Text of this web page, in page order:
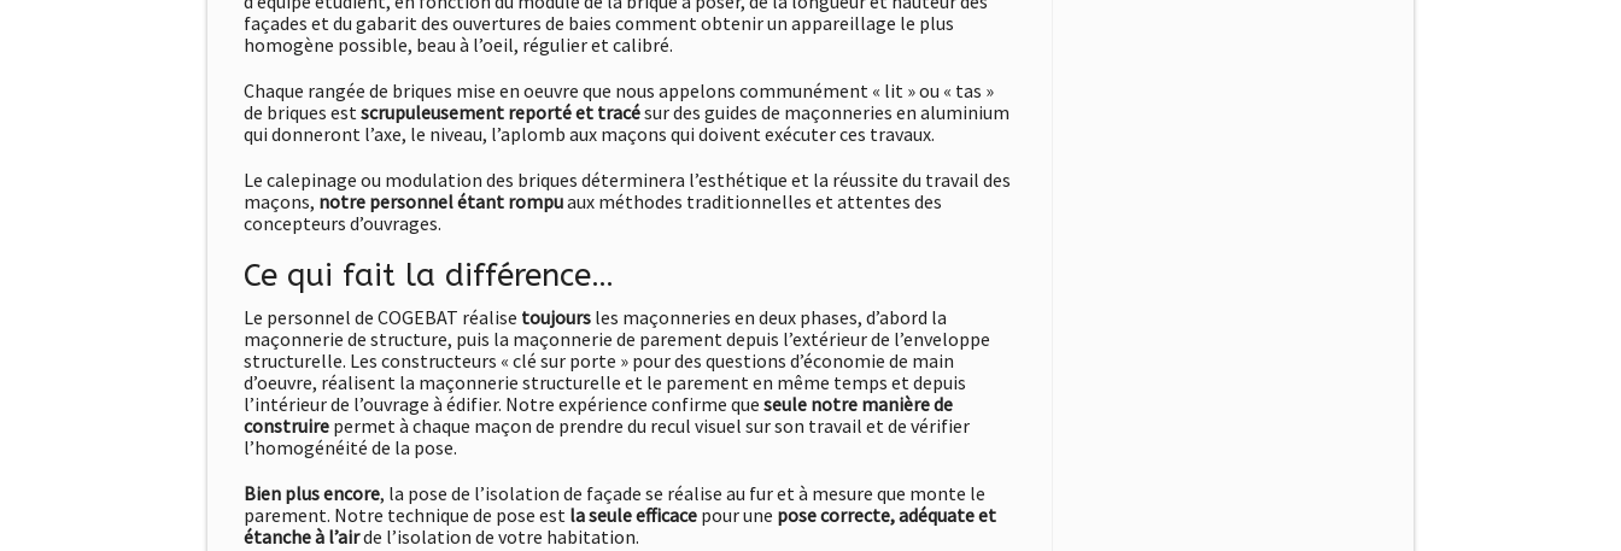
façades et du gabarit des ouvertures de baies comment obtenir un appareillage le plus
homogène possible, beau à l’oeil, régulier et calibré.
Chaque rangée de briques mise en oeuvre que nous appelons communément « lit » ou « tas »
de briques estscrupuleusement reporté et tracésur des guides de maçonneries en aluminium
qui donneront l’axe, le niveau, l’aplomb aux maçons qui doivent exécuter ces travaux.
Le calepinage ou modulation des briques déterminera l’esthétique et la réussite du travail des
maçons, notre personnel étant rompuaux méthodes traditionnelles et attentes des
concepteurs d’ouvrages.
Ce qui fait la différence…
Le personnel de COGEBAT réalise toujours les maçonneries en deux phases, d’abord la
maçonnerie de structure, puis la maçonnerie de parement depuis l’extérieur de l’enveloppe
structurelle. Les constructeurs « clé sur porte » pour des questions d’économie de main
d’oeuvre, réalisent la maçonnerie structurelle et le parement en même temps et depuis
l’intérieur de l’ouvrage à édifier. Notre expérience confirme que seule notre manière de
construire permet à chaque maçon de prendre du recul visuel sur son travail et de vérifier
l’homogénéité de la pose.
Bien plus encore, la pose de l’isolation de façade se réalise au fur et à mesure que monte le
parement. Notre technique de pose est la seule efficace pour une pose correcte, adéquate et
étanche à l’airde l’isolation de votre habitation.